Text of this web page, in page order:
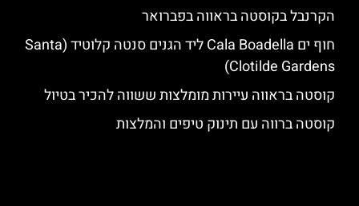
הקרנבל בקוסטה בראווה בפברואר
חוף ים Cala Boadella ליד הגנים סנטה קלוטיד (Santa
Clotilde Gardens)
קוסטה בראווה עיירות מומלצות ששווה להכיר בטיול
קוסטה ברווה עם תינוק טיפים והמלצות